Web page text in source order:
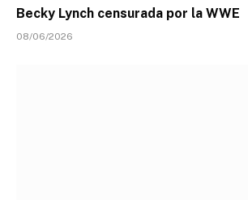
Becky Lynch censurada por la WWE
08/06/2026